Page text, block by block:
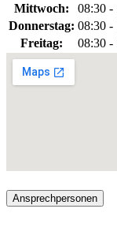
Mittwoch:
08:30 -
Donnerstag: 08:30 -
Freitag:
08:30 -
Ansprechpersonen